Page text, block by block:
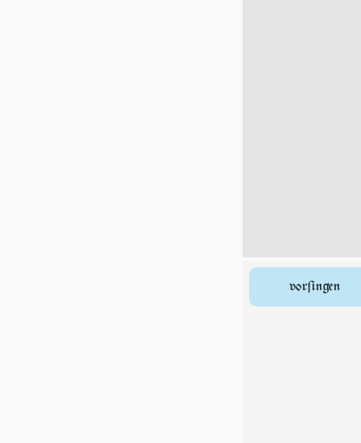
vorſingen